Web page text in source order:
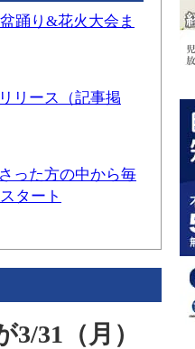
踊り&花火大会ま
リース（記事掲
った方の中から毎
タート
31（月）